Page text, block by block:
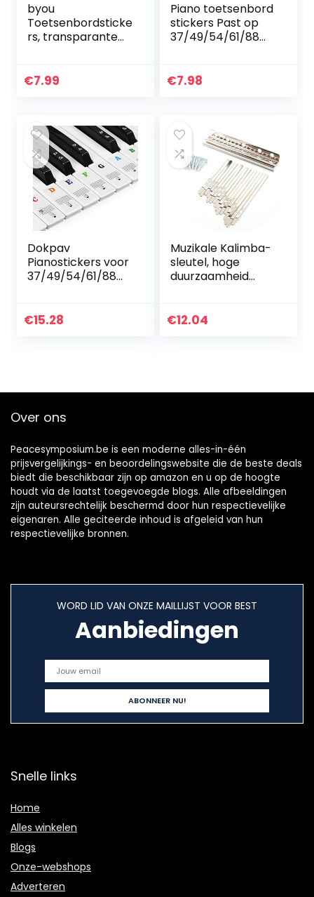
byou
Toetsenbordsticke
rs, transparante
stickers voor
piano en
toetsenbord
€7.99
Piano toetsenbord
stickers Past op
37/49/54/61/88
verwijderbaar voor
€7.98
Dokpav
Pianostickers voor
37/49/54/61/88
ers, piano
verwijderbaar,
keyboard sticker,
€15.28
Muzikale Kalimba-
sleutel, hoge
duurzaamheid
beginnende
€12.04
Over ons
Peacesymposium.be is een moderne alles-in-één
prijsvergelijkings- en beoordelingswebsite die de beste deals
biedt die beschikbaar zijn op amazon en u op de hoogte
houdt via de laatst toegevoegde blogs. Alle afbeeldingen
zijn auteursrechtelijk beschermd door hun respectievelijke
eigenaren. Alle geciteerde inhoud is afgeleid van hun
respectievelijke bronnen.
WORD LID VAN ONZE MAILLIJST VOOR BEST
Aanbiedingen
Snelle links
Home
Alles winkelen
Blogs
Onze-webshops
Adverteren